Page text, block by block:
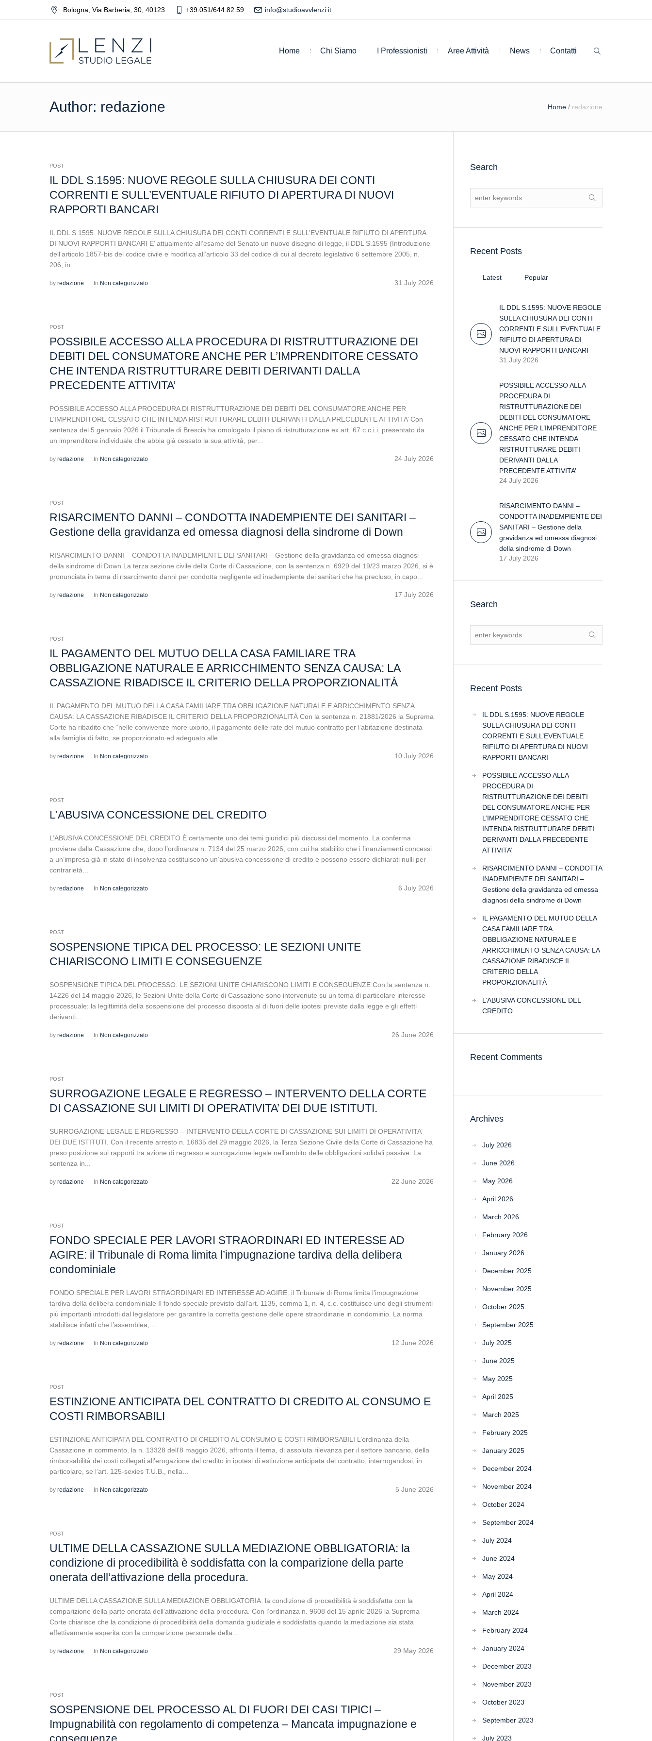
Bologna Via Barberia, 30, 40123 +39.051/644.82.59 info@studioavvlenzi.it
Home Chi Siamo I Professionisti Aree Attività News Contatti
Author: redazione Home / redazione
POST
IL DDL S.1595: NUOVE REGOLE SULLA CHIUSURA DEI CONTI
CORRENTI E SULL’EVENTUALE RIFIUTO DI APERTURA DI NUOVI
RAPPORTI BANCARI
IL DDL S.1595: NUOVE REGOLE SULLA CHIUSURA DEI CONTI CORRENTI E SULL’EVENTUALE RIFIUTO DI APERTURA
DI NUOVI RAPPORTI BANCARI E’ attualmente all’esame del Senato un nuovo disegno di legge, il DDL S.1595 (Introduzione
dell’articolo 1857-bis del codice civile e modifica all’articolo 33 del codice di cui al decreto legislativo 6 settembre 2005, n.
206, in...
31 July 2026
by redazione In Non categorizzato
POST
POSSIBILE ACCESSO ALLA PROCEDURA DI RISTRUTTURAZIONE DEI
DEBITI DEL CONSUMATORE ANCHE PER L’IMPRENDITORE CESSATO
CHE INTENDA RISTRUTTURARE DEBITI DERIVANTI DALLA
PRECEDENTE ATTIVITA’
POSSIBILE ACCESSO ALLA PROCEDURA DI RISTRUTTURAZIONE DEI DEBITI DEL CONSUMATORE ANCHE PER
L’IMPRENDITORE CESSATO CHE INTENDA RISTRUTTURARE DEBITI DERIVANTI DALLA PRECEDENTE ATTIVITA’ Con
sentenza del 5 gennaio 2026 il Tribunale di Brescia ha omologato il piano di ristrutturazione ex art. 67 c.c.i.i. presentato da
un imprenditore individuale che abbia già cessato la sua attività, per...
24 July 2026
by redazione In Non categorizzato
POST
RISARCIMENTO DANNI – CONDOTTA INADEMPIENTE DEI SANITARI –
Gestione della gravidanza ed omessa diagnosi della sindrome di Down
RISARCIMENTO DANNI – CONDOTTA INADEMPIENTE DEI SANITARI – Gestione della gravidanza ed omessa diagnosi
della sindrome di Down La terza sezione civile della Corte di Cassazione, con la sentenza n. 6929 del 19/23 marzo 2026, si è
pronunciata in tema di risarcimento danni per condotta negligente ed inadempiente dei sanitari che ha precluso, in capo...
17 July 2026
by redazione In Non categorizzato
POST
IL PAGAMENTO DEL MUTUO DELLA CASA FAMILIARE TRA
OBBLIGAZIONE NATURALE E ARRICCHIMENTO SENZA CAUSA: LA
CASSAZIONE RIBADISCE IL CRITERIO DELLA PROPORZIONALITÀ
IL PAGAMENTO DEL MUTUO DELLA CASA FAMILIARE TRA OBBLIGAZIONE NATURALE E ARRICCHIMENTO SENZA
CAUSA: LA CASSAZIONE RIBADISCE IL CRITERIO DELLA PROPORZIONALITÀ Con la sentenza n. 21881/2026 la Suprema
Corte ha ribadito che “nelle convivenze more uxorio, il pagamento delle rate del mutuo contratto per l’abitazione destinata
alla famiglia di fatto, se proporzionato ed adeguato alle...
10 July 2026
by redazione In Non categorizzato
POST
L’ABUSIVA CONCESSIONE DEL CREDITO
L’ABUSIVA CONCESSIONE DEL CREDITO È certamente uno dei temi giuridici più discussi del momento. La conferma
proviene dalla Cassazione che, dopo l’ordinanza n. 7134 del 25 marzo 2026, con cui ha stabilito che i finanziamenti concessi
a un’impresa già in stato di insolvenza costituiscono un’abusiva concessione di credito e possono essere dichiarati nulli per
contrarietà...
6 July 2026
by redazione In Non categorizzato
POST
SOSPENSIONE TIPICA DEL PROCESSO: LE SEZIONI UNITE
CHIARISCONO LIMITI E CONSEGUENZE
SOSPENSIONE TIPICA DEL PROCESSO: LE SEZIONI UNITE CHIARISCONO LIMITI E CONSEGUENZE Con la sentenza n.
14226 del 14 maggio 2026, le Sezioni Unite della Corte di Cassazione sono intervenute su un tema di particolare interesse
processuale: la legittimità della sospensione del processo disposta al di fuori delle ipotesi previste dalla legge e gli effetti
derivanti...
26 June 2026
by redazione In Non categorizzato
POST
SURROGAZIONE LEGALE E REGRESSO – INTERVENTO DELLA CORTE
DI CASSAZIONE SUI LIMITI DI OPERATIVITA’ DEI DUE ISTITUTI.
SURROGAZIONE LEGALE E REGRESSO – INTERVENTO DELLA CORTE DI CASSAZIONE SUI LIMITI DI OPERATIVITA’
DEI DUE ISTITUTI. Con il recente arresto n. 16835 del 29 maggio 2026, la Terza Sezione Civile della Corte di Cassazione ha
preso posizione sui rapporti tra azione di regresso e surrogazione legale nell’ambito delle obbligazioni solidali passive. La
sentenza in...
22 June 2026
by redazione In Non categorizzato
POST
FONDO SPECIALE PER LAVORI STRAORDINARI ED INTERESSE AD
AGIRE: il Tribunale di Roma limita l’impugnazione tardiva della delibera
condominiale
FONDO SPECIALE PER LAVORI STRAORDINARI ED INTERESSE AD AGIRE: il Tribunale di Roma limita l’impugnazione
tardiva della delibera condominiale Il fondo speciale previsto dall’art. 1135, comma 1, n. 4, c.c. costituisce uno degli strumenti
più importanti introdotti dal legislatore per garantire la corretta gestione delle opere straordinarie in condominio. La norma
stabilisce infatti che l’assemblea,...
12 June 2026
by redazione In Non categorizzato
POST
ESTINZIONE ANTICIPATA DEL CONTRATTO DI CREDITO AL CONSUMO E
COSTI RIMBORSABILI
ESTINZIONE ANTICIPATA DEL CONTRATTO DI CREDITO AL CONSUMO E COSTI RIMBORSABILI L’ordinanza della
Cassazione in commento, la n. 13328 dell’8 maggio 2026, affronta il tema, di assoluta rilevanza per il settore bancario, della
rimborsabilità dei costi collegati all’erogazione del credito in ipotesi di estinzione anticipata del contratto, interrogandosi, in
particolare, se l’art. 125-sexies T.U.B., nella...
5 June 2026
by redazione In Non categorizzato
POST
ULTIME DELLA CASSAZIONE SULLA MEDIAZIONE OBBLIGATORIA: la
condizione di procedibilità è soddisfatta con la comparizione della parte
onerata dell’attivazione della procedura.
ULTIME DELLA CASSAZIONE SULLA MEDIAZIONE OBBLIGATORIA: la condizione di procedibilità è soddisfatta con la
comparizione della parte onerata dell’attivazione della procedura. Con l’ordinanza n. 9608 del 15 aprile 2026 la Suprema
Corte chiarisce che la condizione di procedibilità della domanda giudiziale è soddisfatta quando la mediazione sia stata
effettivamente esperita con la comparizione personale della...
29 May 2026
by redazione In Non categorizzato
POST
SOSPENSIONE DEL PROCESSO AL DI FUORI DEI CASI TIPICI –
Impugnabilità con regolamento di competenza – Mancata impugnazione e
Search
Recent Posts
Latest Popular
IL DDL S.1595: NUOVE REGOLE
SULLA CHIUSURA DEI CONTI
CORRENTI E SULL’EVENTUALE
RIFIUTO DI APERTURA DI
NUOVI RAPPORTI BANCARI
31 July 2026
POSSIBILE ACCESSO ALLA
PROCEDURA DI
RISTRUTTURAZIONE DEI
DEBITI DEL CONSUMATORE
ANCHE PER L’IMPRENDITORE
CESSATO CHE INTENDA
RISTRUTTURARE DEBITI
DERIVANTI DALLA
PRECEDENTE ATTIVITA’
24 July 2026
RISARCIMENTO DANNI –
CONDOTTA INADEMPIENTE DEI
SANITARI – Gestione della
gravidanza ed omessa diagnosi
della sindrome di Down
17 July 2026
Search
Recent Posts
IL DDL S.1595: NUOVE REGOLE
SULLA CHIUSURA DEI CONTI
CORRENTI E SULL’EVENTUALE
RIFIUTO DI APERTURA DI NUOVI
RAPPORTI BANCARI
POSSIBILE ACCESSO ALLA
PROCEDURA DI
RISTRUTTURAZIONE DEI DEBITI
DEL CONSUMATORE ANCHE PER
L’IMPRENDITORE CESSATO CHE
INTENDA RISTRUTTURARE DEBITI
DERIVANTI DALLA PRECEDENTE
ATTIVITA’
RISARCIMENTO DANNI – CONDOTTA
INADEMPIENTE DEI SANITARI –
Gestione della gravidanza ed omessa
diagnosi della sindrome di Down
IL PAGAMENTO DEL MUTUO DELLA
CASA FAMILIARE TRA
OBBLIGAZIONE NATURALE E
ARRICCHIMENTO SENZA CAUSA: LA
CASSAZIONE RIBADISCE IL
CRITERIO DELLA
PROPORZIONALITÀ
L’ABUSIVA CONCESSIONE DEL
CREDITO
Recent Comments
Archives
July 2026
June 2026
May 2026
April 2026
March 2026
February 2026
January 2026
December 2025
November 2025
October 2025
September 2025
July 2025
June 2025
May 2025
April 2025
March 2025
February 2025
January 2025
December 2024
November 2024
October 2024
September 2024
July 2024
June 2024
May 2024
April 2024
March 2024
February 2024
January 2024
December 2023
November 2023
October 2023
September 2023
July 2023